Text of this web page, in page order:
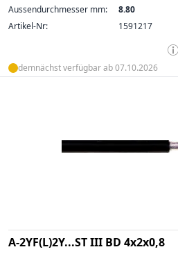
Aussendurchmesser mm:
8.80
Artikel-Nr:
1591217
demnächst verfügbar ab 07.10.2026
A-2YF(L)2Y...ST III BD 4x2x0,8